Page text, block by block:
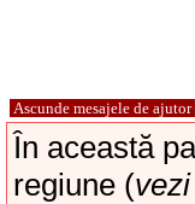
Ascunde mesajele de ajutor
În această
regiune (